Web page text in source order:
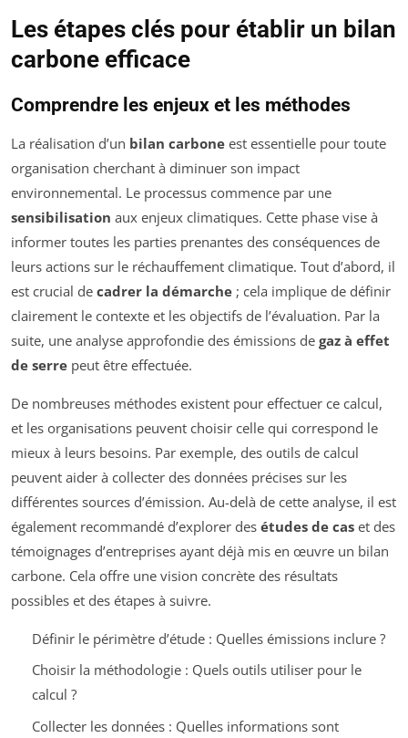
Les étapes clés pour établir un bilan
carbone efficace
Comprendre les enjeux et les méthodes
La réalisation d’un bilan carbone est essentielle pour toute
organisation cherchant à diminuer son impact
environnemental. Le processus commence par une
sensibilisation aux enjeux climatiques. Cette phase vise à
informer toutes les parties prenantes des conséquences de
leurs actions sur le réchauffement climatique. Tout d’abord, il
est crucial de cadrer la démarche ; cela implique de définir
clairement le contexte et les objectifs de l’évaluation. Par la
suite, une analyse approfondie des émissions de gaz à effet
de serre peut être effectuée.
De nombreuses méthodes existent pour effectuer ce calcul,
et les organisations peuvent choisir celle qui correspond le
mieux à leurs besoins. Par exemple, des outils de calcul
peuvent aider à collecter des données précises sur les
différentes sources d’émission. Au-delà de cette analyse, il est
également recommandé d’explorer des études de cas et des
témoignages d’entreprises ayant déjà mis en œuvre un bilan
carbone. Cela offre une vision concrète des résultats
possibles et des étapes à suivre.
Définir le périmètre d’étude : Quelles émissions inclure ?
Choisir la méthodologie : Quels outils utiliser pour le
calcul ?
Collecter les données : Quelles informations sont